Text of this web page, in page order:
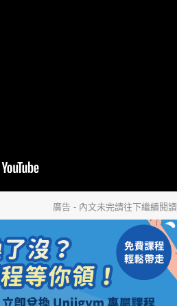
廣告 - 內文未完請往下繼續閱讀